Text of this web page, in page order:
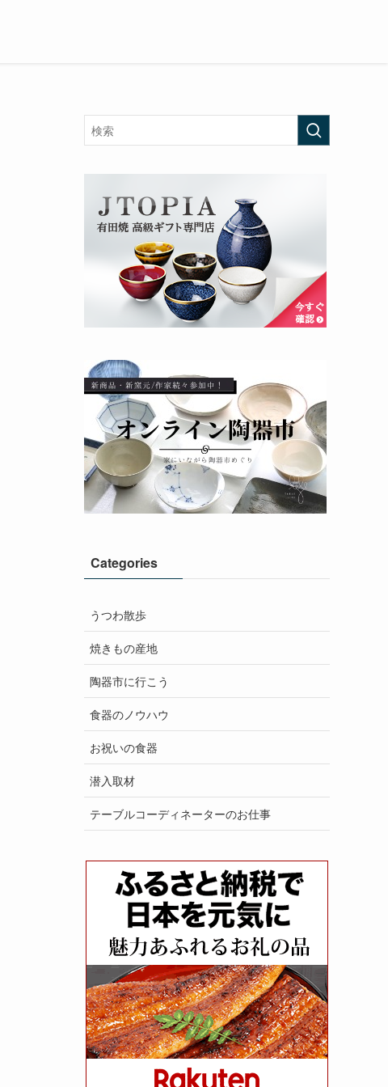
Categories
うつわ散歩
焼きもの産地
陶器市に行こう
食器のノウハウ
お祝いの食器
潜入取材
テーブルコーディネーターのお仕事